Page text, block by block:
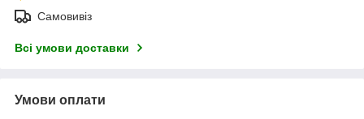
Самовивіз
Всі умови доставки
Умови оплати